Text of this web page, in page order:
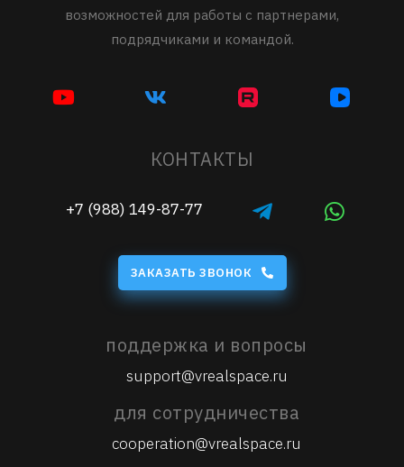
возможностей для работы с партнерами,
подрядчиками и командой.
КОНТАКТЫ
+7 (988) 149-87-77
ЗАКАЗАТЬ ЗВОНОК
поддержка и вопросы
support@vrealspace.ru
для сотрудничества
cooperation@vrealspace.ru